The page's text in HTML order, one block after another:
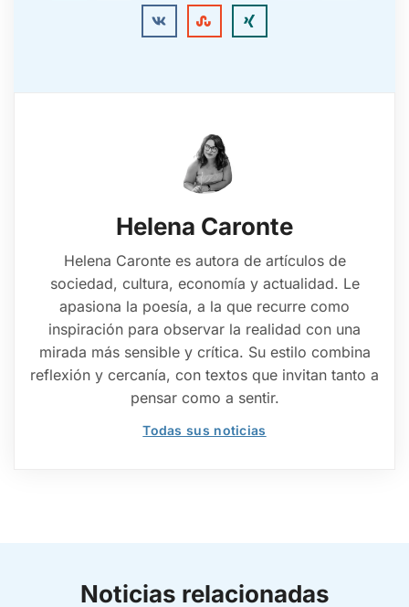
Helena Caronte
Helena Caronte es autora de artículos de
sociedad, cultura, economía y actualidad. Le
apasiona la poesía, a la que recurre como
inspiración para observar la realidad con una
mirada más sensible y crítica. Su estilo combina
reflexión y cercanía, con textos que invitan tanto a
pensar como a sentir.
Todas sus noticias
Noticias relacionadas